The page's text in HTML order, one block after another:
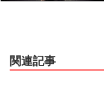
関連記事